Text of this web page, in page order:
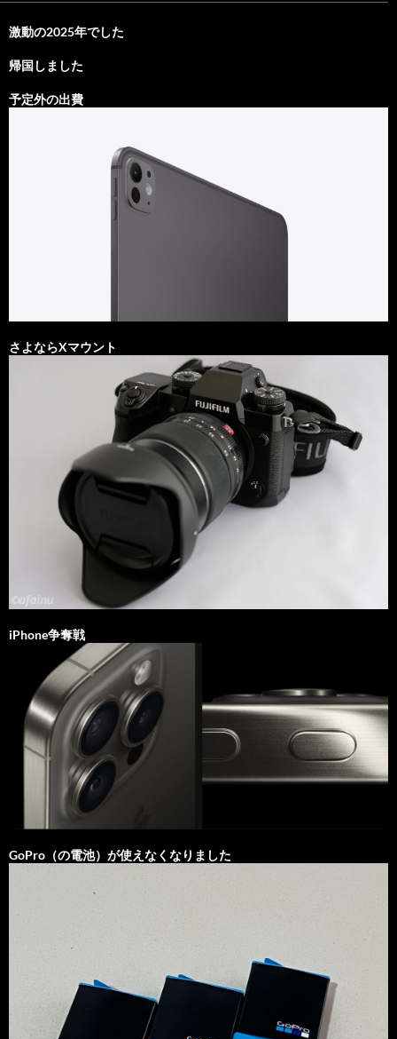
激動の2025年でした
帰国しました
予定外の出費
さよならXマウント
iPhone争奪戦
GoPro（の電池）が使えなくなりました